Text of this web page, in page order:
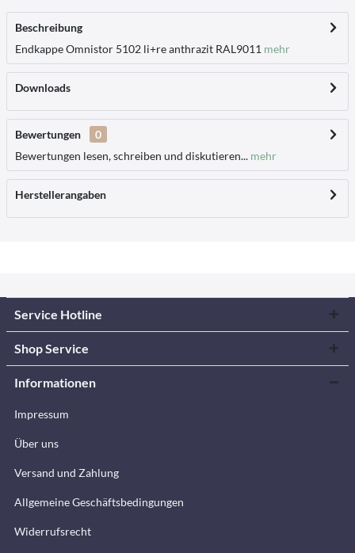
Beschreibung
Endkappe Omnistor 5102 li+re anthrazit RAL9011 mehr
Downloads
Bewertungen
0
Bewertungen lesen, schreiben und diskutieren... mehr
Herstellerangaben
Service Hotline
Shop Service
Informationen
Impressum
Über uns
Versand und Zahlung
Allgemeine Geschäftsbedingungen
Widerrufsrecht